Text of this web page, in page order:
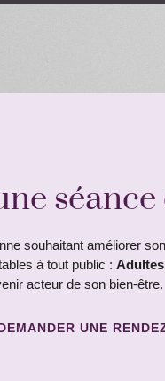
souhaitant améliorer
à tout public :
acteur de son bien-être.
DEMANDER UNE